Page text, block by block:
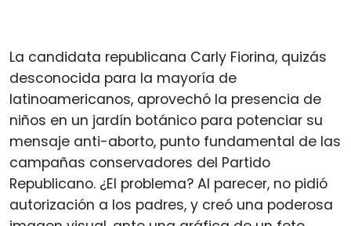
La candidata republicana Carly Fiorina, quizás
desconocida para la mayoría de
latinoamericanos, aprovechó la presencia de
niños en un jardín botánico para potenciar su
mensaje anti-aborto, punto fundamental de las
campañas conservadores del Partido
Republicano. ¿El problema? Al parecer, no pidió
autorización a los padres, y creó una poderosa